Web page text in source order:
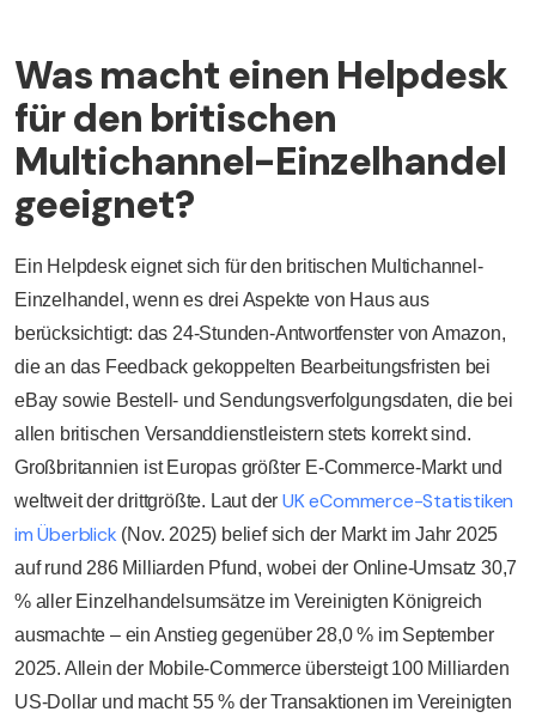
Was macht einen Helpdesk
für den britischen
Multichannel-Einzelhandel
geeignet?
Ein Helpdesk eignet sich für den britischen Multichannel-
Einzelhandel, wenn es drei Aspekte von Haus aus
berücksichtigt: das 24-Stunden-Antwortfenster von Amazon,
die an das Feedback gekoppelten Bearbeitungsfristen bei
eBay sowie Bestell- und Sendungsverfolgungsdaten, die bei
allen britischen Versanddienstleistern stets korrekt sind.
Großbritannien ist Europas größter E-Commerce-Markt und
weltweit der drittgrößte. Laut derUK eCommerce-Statistiken
im Überblick (Nov. 2025) belief sich der Markt im Jahr 2025
auf rund 286 Milliarden Pfund, wobei der Online-Umsatz 30,7
% aller Einzelhandelsumsätze im Vereinigten Königreich
ausmachte – ein Anstieg gegenüber 28,0 % im September
2025. Allein der Mobile-Commerce übersteigt 100 Milliarden
US-Dollar und macht 55 % der Transaktionen im Vereinigten